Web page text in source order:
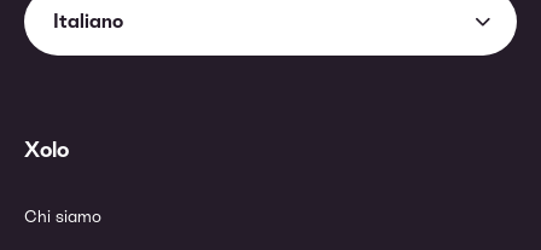
Italiano
Xolo
Chi siamo